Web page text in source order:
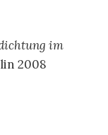
im
2008